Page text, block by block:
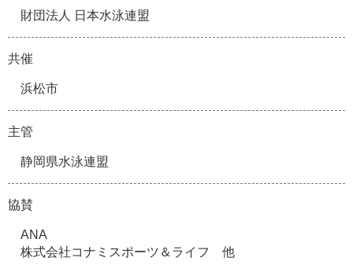
財団法人 日本水泳連盟
共催
浜松市
主管
静岡県水泳連盟
協賛
ANA
株式会社コナミスポーツ＆ライフ 他